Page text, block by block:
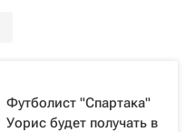
Футболист "Спартака"
Уорис будет получать в